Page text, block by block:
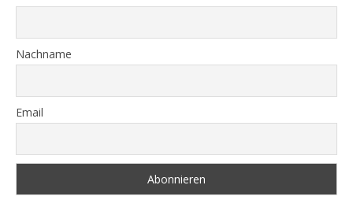
Nachname
Email